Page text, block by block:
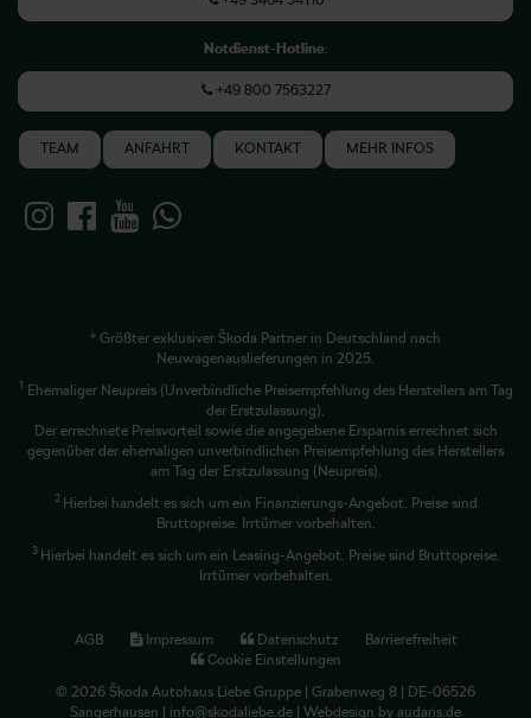
Notdienst-Hotline:
+49 800 7563227
TEAM ANFAHRT KONTAKT MEHR INFOS
* Größter exklusiver Škoda Partner in Deutschland nach
Neuwagenauslieferungen in 2025.
1 Ehemaliger Neupreis (Unverbindliche Preisempfehlung des Herstellers am Tag
der Erstzulassung).
Der errechnete Preisvorteil sowie die angegebene Ersparnis errechnet sich
gegenüber der ehemaligen unverbindlichen Preisempfehlung des Herstellers
am Tag der Erstzulassung (Neupreis).
2 Hierbei handelt es sich um ein Finanzierungs-Angebot. Preise sind
Bruttopreise. Irrtümer vorbehalten.
3 Hierbei handelt es sich um ein Leasing-Angebot. Preise sind Bruttopreise.
Irrtümer vorbehalten.
AGB Impressum Datenschutz
Barrierefreiheit
Cookie Einstellungen
© 2026 Škoda Autohaus Liebe Gruppe | Grabenweg 8 | DE-06526
Sangerhausen | info@skodaliebe.de | Webdesign by audaris.de